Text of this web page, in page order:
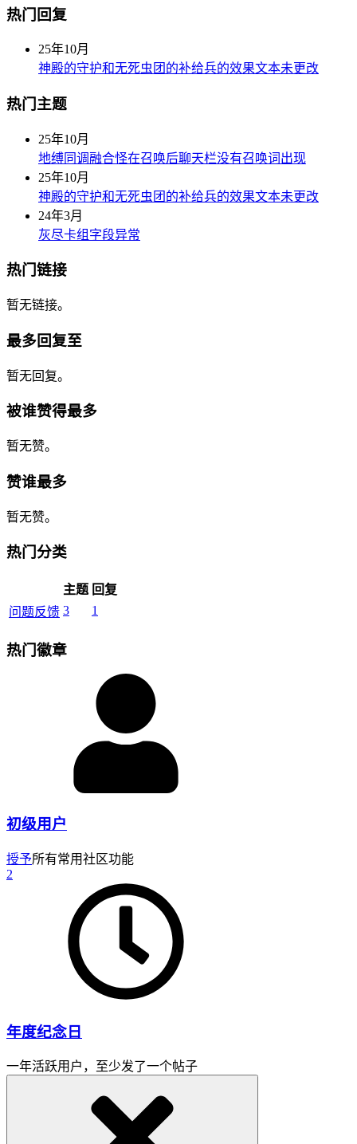
热门回复
25年10月
神殿的守护和无死虫团的补给兵的效果文本未更改
热门主题
25年10月
地缚同调融合怪在召唤后聊天栏没有召唤词出现
25年10月
神殿的守护和无死虫团的补给兵的效果文本未更改
24年3月
灰尽卡组字段异常
热门链接
暂无链接。
最多回复至
暂无回复。
被谁赞得最多
暂无赞。
赞谁最多
暂无赞。
热门分类
主题 回复
问题反馈 3 1
热门徽章
初级用户
授予所有常用社区功能
2
年度纪念日
一年活跃用户，至少发了一个帖子